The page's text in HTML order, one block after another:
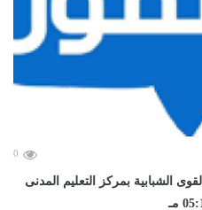
0
الشبابية بمركز التعليم المدنى